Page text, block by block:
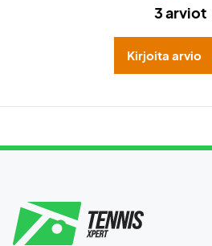
3 arviot
Kirjoita arvio